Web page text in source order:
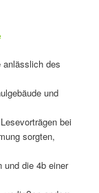
anlässlich des
und
bei
sorgten,
und die 4b einer